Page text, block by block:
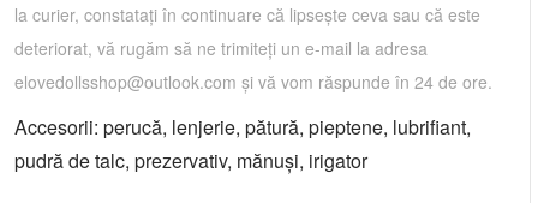
la curier, constatați în continuare că lipsește ceva sau că este
deteriorat, vă rugăm să ne trimiteți un e-mail la adresa
elovedollsshop@outlook.com și vă vom răspunde în 24 de ore.
Accesorii: perucă, lenjerie, pătură, pieptene, lubrifiant,
pudră de talc, prezervativ, mănuși, irigator